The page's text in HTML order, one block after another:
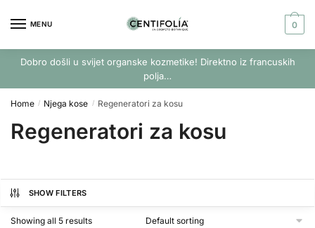
MENU 0
Dobro došli u svijet organske kozmetike! Direktno iz francuskih
polja…
Home / Njega kose / Regeneratori za kosu
Regeneratori za kosu
SHOW FILTERS
Showing all 5 results